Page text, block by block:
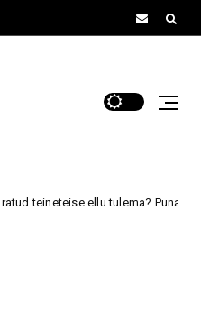
Punase paela legend annab